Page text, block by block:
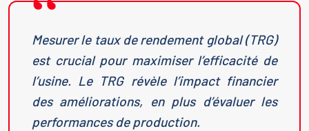
Mesurer le taux de rendement global (TRG)
est crucial pour maximiser l’efficacité de
l’usine. Le TRG révèle l’impact financier
des améliorations, en plus d’évaluer les
performances de production.